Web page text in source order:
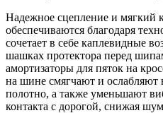
Надежное сцепление и мягкий
обеспечиваются благодаря
сочетает в себе каплевидные
шашках протектора перед
амортизаторы для пяток на
на шине смягчают и
полотно, а также уменьшают
контакта с дорогой, снижая